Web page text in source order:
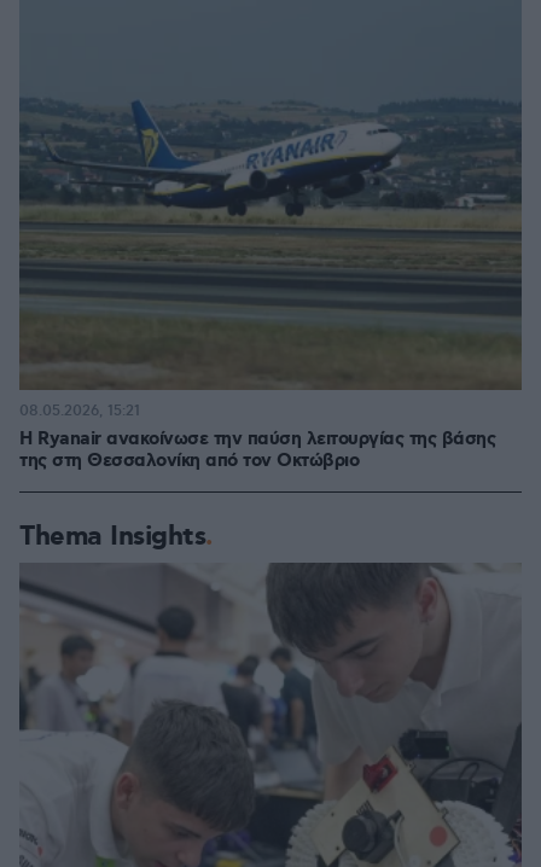
Η Ryanair ανακοίνωσε την παύση λειτουργίας της βάσης
της στη Θεσσαλονίκη από τον Οκτώβριο
08.05.2026, 15:21
Thema Insights